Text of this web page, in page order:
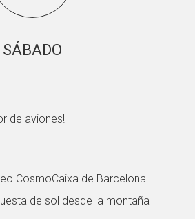
SÁBADO
de aviones!
CosmoCaixa de Barcelona.
de sol desde la montaña